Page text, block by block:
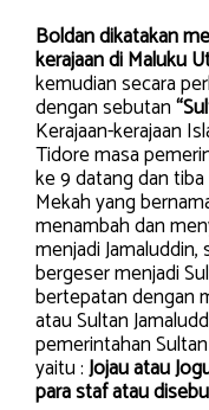
Boldan dikatakan
kerajaan di Maluku
kemudian secara
dengan sebutan
Kerajaan-kerajaan
Tidore masa
ke 9 datang dan
Mekah yang
menambah dan
menjadi
bergeser menjadi
bertepatan dengan
atau Sultan
pemerintahan
yaitu :Jojau atau
para staf atau